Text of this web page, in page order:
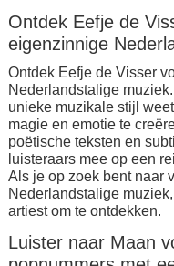
Ontdek Eefje de
eigenzinnige
Ontdek Eefje de Visser
Nederlandstalige
unieke muzikale stijl
magie en emotie te
poëtische teksten en
luisteraars mee op een
Als je op zoek bent naar
Nederlandstalige
artiest om te ontdekken.
Luister naar Maan